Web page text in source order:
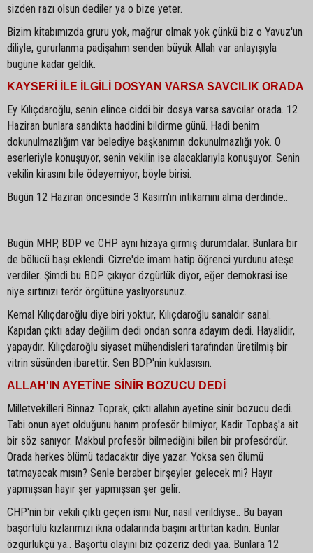
sizden razı olsun dediler ya o bize yeter.
Bizim kitabımızda gruru yok, mağrur olmak yok çünkü biz o Yavuz'un
diliyle, gururlanma padişahım senden büyük Allah var anlayışıyla
bugüne kadar geldik.
KAYSERİ İLE İLGİLİ DOSYAN VARSA SAVCILIK ORADA
Ey Kılıçdaroğlu, senin elince ciddi bir dosya varsa savcılar orada. 12
Haziran bunlara sandıkta haddini bildirme günü. Hadi benim
dokunulmazlığım var belediye başkanımın dokunulmazlığı yok. O
eserleriyle konuşuyor, senin vekilin ise alacaklarıyla konuşuyor. Senin
vekilin kirasını bile ödeyemiyor, böyle birisi.
Bugün 12 Haziran öncesinde 3 Kasım'ın intikamını alma derdinde..
Bugün MHP, BDP ve CHP aynı hizaya girmiş durumdalar. Bunlara bir
de bölücü başı eklendi. Cizre'de imam hatip öğrenci yurdunu ateşe
verdiler. Şimdi bu BDP çıkıyor özgürlük diyor, eğer demokrasi ise
niye sırtınızı terör örgütüne yaslıyorsunuz.
Kemal Kılıçdaroğlu diye biri yoktur, Kılıçdaroğlu sanaldır sanal.
Kapıdan çıktı aday değilim dedi ondan sonra adayım dedi. Hayalidir,
yapaydır. Kılıçdaroğlu siyaset mühendisleri tarafından üretilmiş bir
vitrin süsünden ibarettir. Sen BDP'nin kuklasısın.
ALLAH'IN AYETİNE SİNİR BOZUCU DEDİ
Milletvekilleri Binnaz Toprak, çıktı allahın ayetine sinir bozucu dedi.
Tabi onun ayet olduğunu hanım profesör bilmiyor, Kadir Topbaş'a ait
bir söz sanıyor. Makbul profesör bilmediğini bilen bir profesördür.
Orada herkes ölümü tadacaktır diye yazar. Yoksa sen ölümü
tatmayacak mısın? Senle beraber birşeyler gelecek mi? Hayır
yapmışsan hayır şer yapmışsan şer gelir.
CHP'nin bir vekili çıktı geçen ismi Nur, nasıl verildiyse.. Bu bayan
başörtülü kızlarımızı ikna odalarında başını arttırtan kadın. Bunlar
özgürlükçü ya.. Başörtü olayını biz çözeriz dedi yaa. Bunlara 12